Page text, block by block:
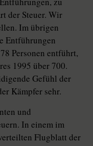
der Steuer. Wir
Im übrigen
Entführungen
Personen entführt,
1995 über 700.
Gefühl der
Kämpfer sehr.
und
In einem im
Flugblatt der